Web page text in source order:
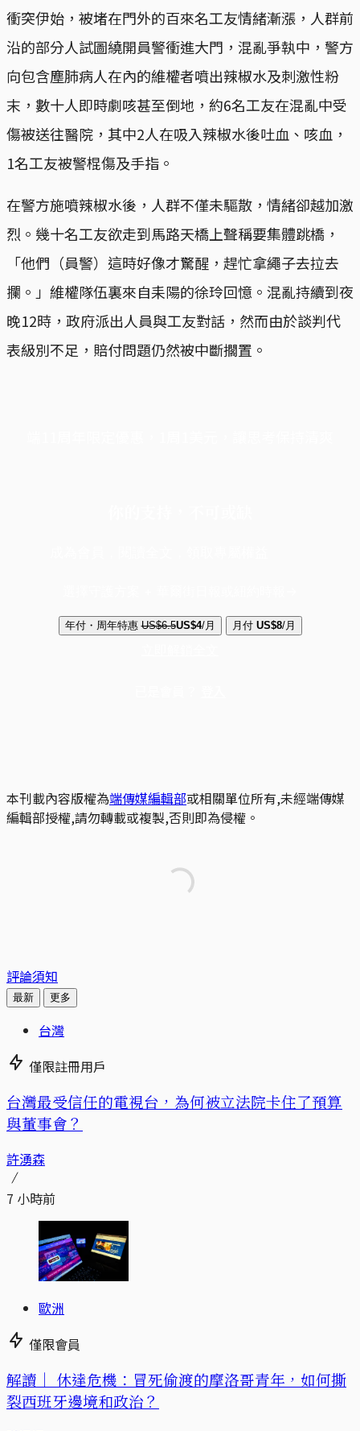
衝突伊始，被堵在門外的百來名工友情緒漸漲，人群前
沿的部分人試圖繞開員警衝進大門，混亂爭執中，警方
向包含塵肺病人在內的維權者噴出辣椒水及刺激性粉
末，數十人即時劇咳甚至倒地，約6名工友在混亂中受
傷被送往醫院，其中2人在吸入辣椒水後吐血、咳血，
1名工友被警棍傷及手指。
在警方施噴辣椒水後，人群不僅未驅散，情緒卻越加激
烈。幾十名工友欲走到馬路天橋上聲稱要集體跳橋，
「他們（員警）這時好像才驚醒，趕忙拿繩子去拉去
攔。」維權隊伍裏來自耒陽的徐玲回憶。混亂持續到夜
晚12時，政府派出人員與工友對話，然而由於談判代
表級別不足，賠付問題仍然被中斷擱置。
年付・周年特惠 US$6.5US$4/月 月付 US$8/月
本刊載內容版權為端傳媒編輯部或相關單位所有,未經端傳媒
編輯部授權,請勿轉載或複製,否則即為侵權。
評論須知
最新 更多
台灣
僅限註冊用戶
台灣最受信任的電視台，為何被立法院卡住了預算
與董事會？
許湧森
7 小時前
歐洲
僅限會員
解讀｜ 休達危機：冒死偷渡的摩洛哥青年，如何撕
裂西班牙邊境和政治？